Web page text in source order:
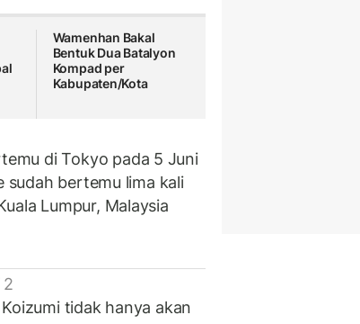
Wamenhan Bakal
Bentuk Dua Batalyon
Kompad per
Kabupaten/Kota
di Tokyo pada 5 Juni
sudah bertemu lima kali
Lumpur, Malaysia
2
tidak hanya akan